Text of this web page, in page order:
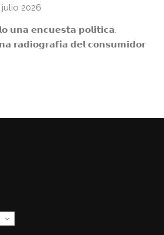
2026
𝘂𝗻𝗮 𝗲𝗻𝗰𝘂𝗲𝘀𝘁𝗮 𝗽𝗼𝗹𝗶́𝘁𝗶𝗰𝗮.
𝗿𝗮𝗱𝗶𝗼𝗴𝗿𝗮𝗳𝗶́𝗮 𝗱𝗲𝗹 𝗰𝗼𝗻𝘀𝘂𝗺𝗶𝗱𝗼𝗿